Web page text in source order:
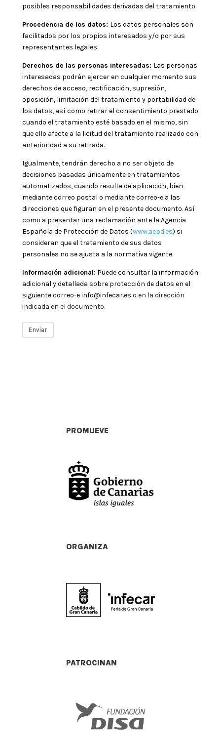
posibles responsabilidades derivadas del tratamiento.
Procedencia de los datos: Los datos personales son
facilitados por los propios interesados y/o por sus
representantes legales.
Derechos de las personas interesadas: Las personas
interesadas podrán ejercer en cualquier momento sus
derechos de acceso, rectificación, supresión,
oposición, limitación del tratamiento y portabilidad de
los datos, así como retirar el consentimiento prestado
cuando el tratamiento esté basado en el mismo, sin
que ello afecte a la licitud del tratamiento realizado con
anterioridad a su retirada.
Igualmente, tendrán derecho a no ser objeto de
decisiones basadas únicamente en tratamientos
automatizados, cuando resulte de aplicación, bien
mediante correo postal o mediante correo-e a las
direcciones que figuran en el presente documento. Así
como a presentar una reclamación ante la Agencia
Española de Protección de Datos (www.aepd.es) si
consideran que el tratamiento de sus datos
personales no se ajusta a la normativa vigente.
Información adicional: Puede consultar la información
adicional y detallada sobre protección de datos en el
siguiente correo-e info@infecar.es o en la dirección
indicada en el documento.
Enviar
PROMUEVE
ORGANIZA
PATROCINAN